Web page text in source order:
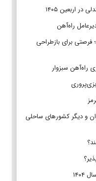
راه‌آهن
برای بازطراحی
راه‌آهن سبزوار
و دیگر کشورهای ساحلی